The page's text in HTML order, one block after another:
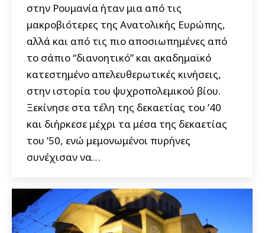
στην Ρουμανία ήταν μια από τις
μακροβιότερες της Ανατολικής Ευρώπης,
αλλά και από τις πιο αποσιωπημένες από
το σάπιο “διανοητικό” και ακαδημαϊκό
κατεστημένο απελευθερωτικές κινήσεις,
στην ιστορία του ψυχροπολεμικού βίου.
Ξεκίνησε στα τέλη της δεκαετίας του ’40
και διήρκεσε μέχρι τα μέσα της δεκαετίας
του ’50, ενώ μεμονωμένοι πυρήνες
συνέχισαν να…